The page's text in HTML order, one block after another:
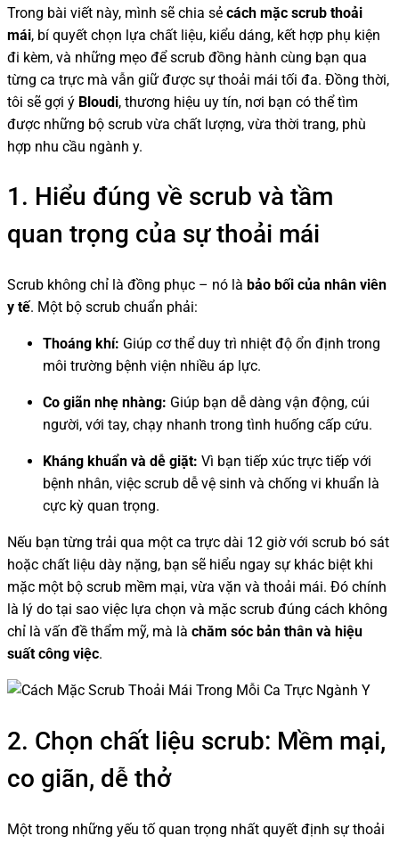
Trong bài viết này, mình sẽ chia sẻ cách mặc scrub thoải
mái, bí quyết chọn lựa chất liệu, kiểu dáng, kết hợp phụ kiện
đi kèm, và những mẹo để scrub đồng hành cùng bạn qua
từng ca trực mà vẫn giữ được sự thoải mái tối đa. Đồng thời,
tôi sẽ gợi ý Bloudi, thương hiệu uy tín, nơi bạn có thể tìm
được những bộ scrub vừa chất lượng, vừa thời trang, phù
hợp nhu cầu ngành y.
1. Hiểu đúng về scrub và tầm
quan trọng của sự thoải mái
Scrub không chỉ là đồng phục – nó là bảo bối của nhân viên
y tế. Một bộ scrub chuẩn phải:
Thoáng khí: Giúp cơ thể duy trì nhiệt độ ổn định trong
môi trường bệnh viện nhiều áp lực.
Co giãn nhẹ nhàng: Giúp bạn dễ dàng vận động, cúi
người, với tay, chạy nhanh trong tình huống cấp cứu.
Kháng khuẩn và dễ giặt: Vì bạn tiếp xúc trực tiếp với
bệnh nhân, việc scrub dễ vệ sinh và chống vi khuẩn là
cực kỳ quan trọng.
Nếu bạn từng trải qua một ca trực dài 12 giờ với scrub bó sát
hoặc chất liệu dày nặng, bạn sẽ hiểu ngay sự khác biệt khi
mặc một bộ scrub mềm mại, vừa vặn và thoải mái. Đó chính
là lý do tại sao việc lựa chọn và mặc scrub đúng cách không
chỉ là vấn đề thẩm mỹ, mà là chăm sóc bản thân và hiệu
suất công việc.
2. Chọn chất liệu scrub: Mềm mại,
co giãn, dễ thở
Một trong những yếu tố quan trọng nhất quyết định sự thoải